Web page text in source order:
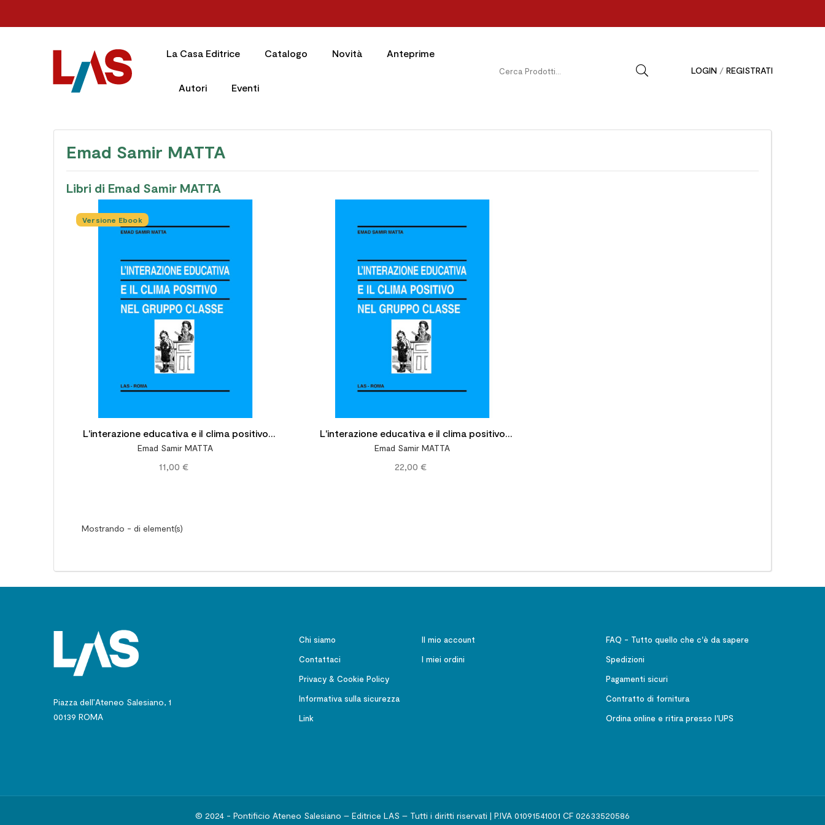
La Casa Editrice Catalogo Novità Anteprime
Autori Eventi
LOGIN / REGISTRATI
Emad Samir MATTA
Libri di Emad Samir MATTA
Versione Ebook
L'interazione educativa e il clima positivo
nel gruppo classe
Emad Samir MATTA
11,00 €
L'interazione educativa e il clima positivo
nel gruppo classe. Modalità relazionali
insegnante-allievo secondo il modello
Emad Samir MATTA
22,00 €
Mostrando - di element(s)
Piazza dell’Ateneo Salesiano, 1
00139 ROMA
Chi siamo
Contattaci
Privacy & Cookie Policy
Informativa sulla sicurezza
Link
Il mio account
I miei ordini
FAQ - Tutto quello che c'è da sapere
Spedizioni
Pagamenti sicuri
Contratto di fornitura
Ordina online e ritira presso l'UPS
© 2024 - Pontificio Ateneo Salesiano – Editrice LAS – Tutti i diritti riservati | P.IVA 01091541001 CF 02633520586